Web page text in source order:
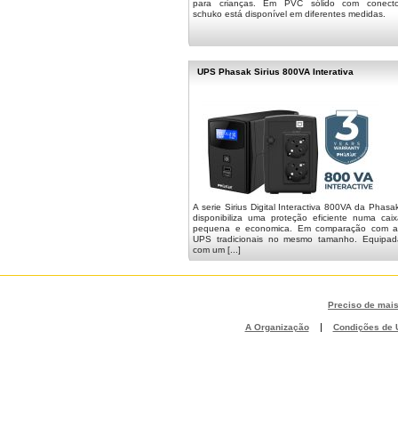
para crianças. Em PVC sólido com
schuko está disponível em diferentes medidas.
UPS Phasak Sirius 800VA Interativa
A serie Sirius Digital Interactiva 800VA da
disponibiliza uma proteção eficiente numa
pequena e economica. Em comparação com
UPS tradicionais no mesmo tamanho.
com um [...]
Preciso de
A Organização | Condições de